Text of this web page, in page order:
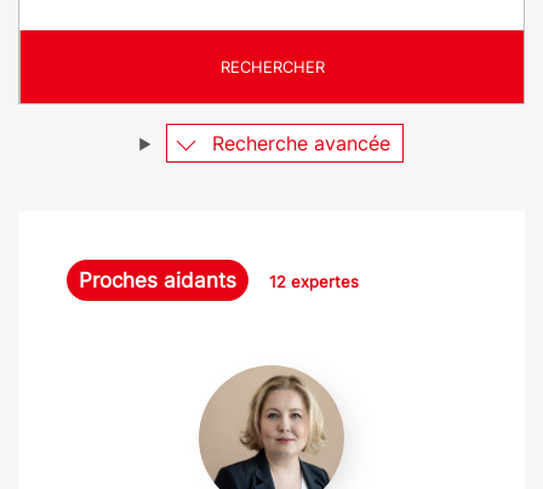
ê
e
RECHERCHER
Recherche avancée
Proches aidants 12 expertes
Dr
Hélène
Rossinot